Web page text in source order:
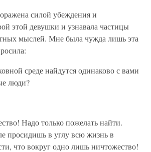
силой убеждения и
этой девушки и узнавала частицы
мыслей. Мне была чужда лишь эта
среде найдутся одинаково с вами
люди?
Надо только пожелать найти.
просидишь в углу всю жизнь в
что вокруг одно лишь ничтожество!